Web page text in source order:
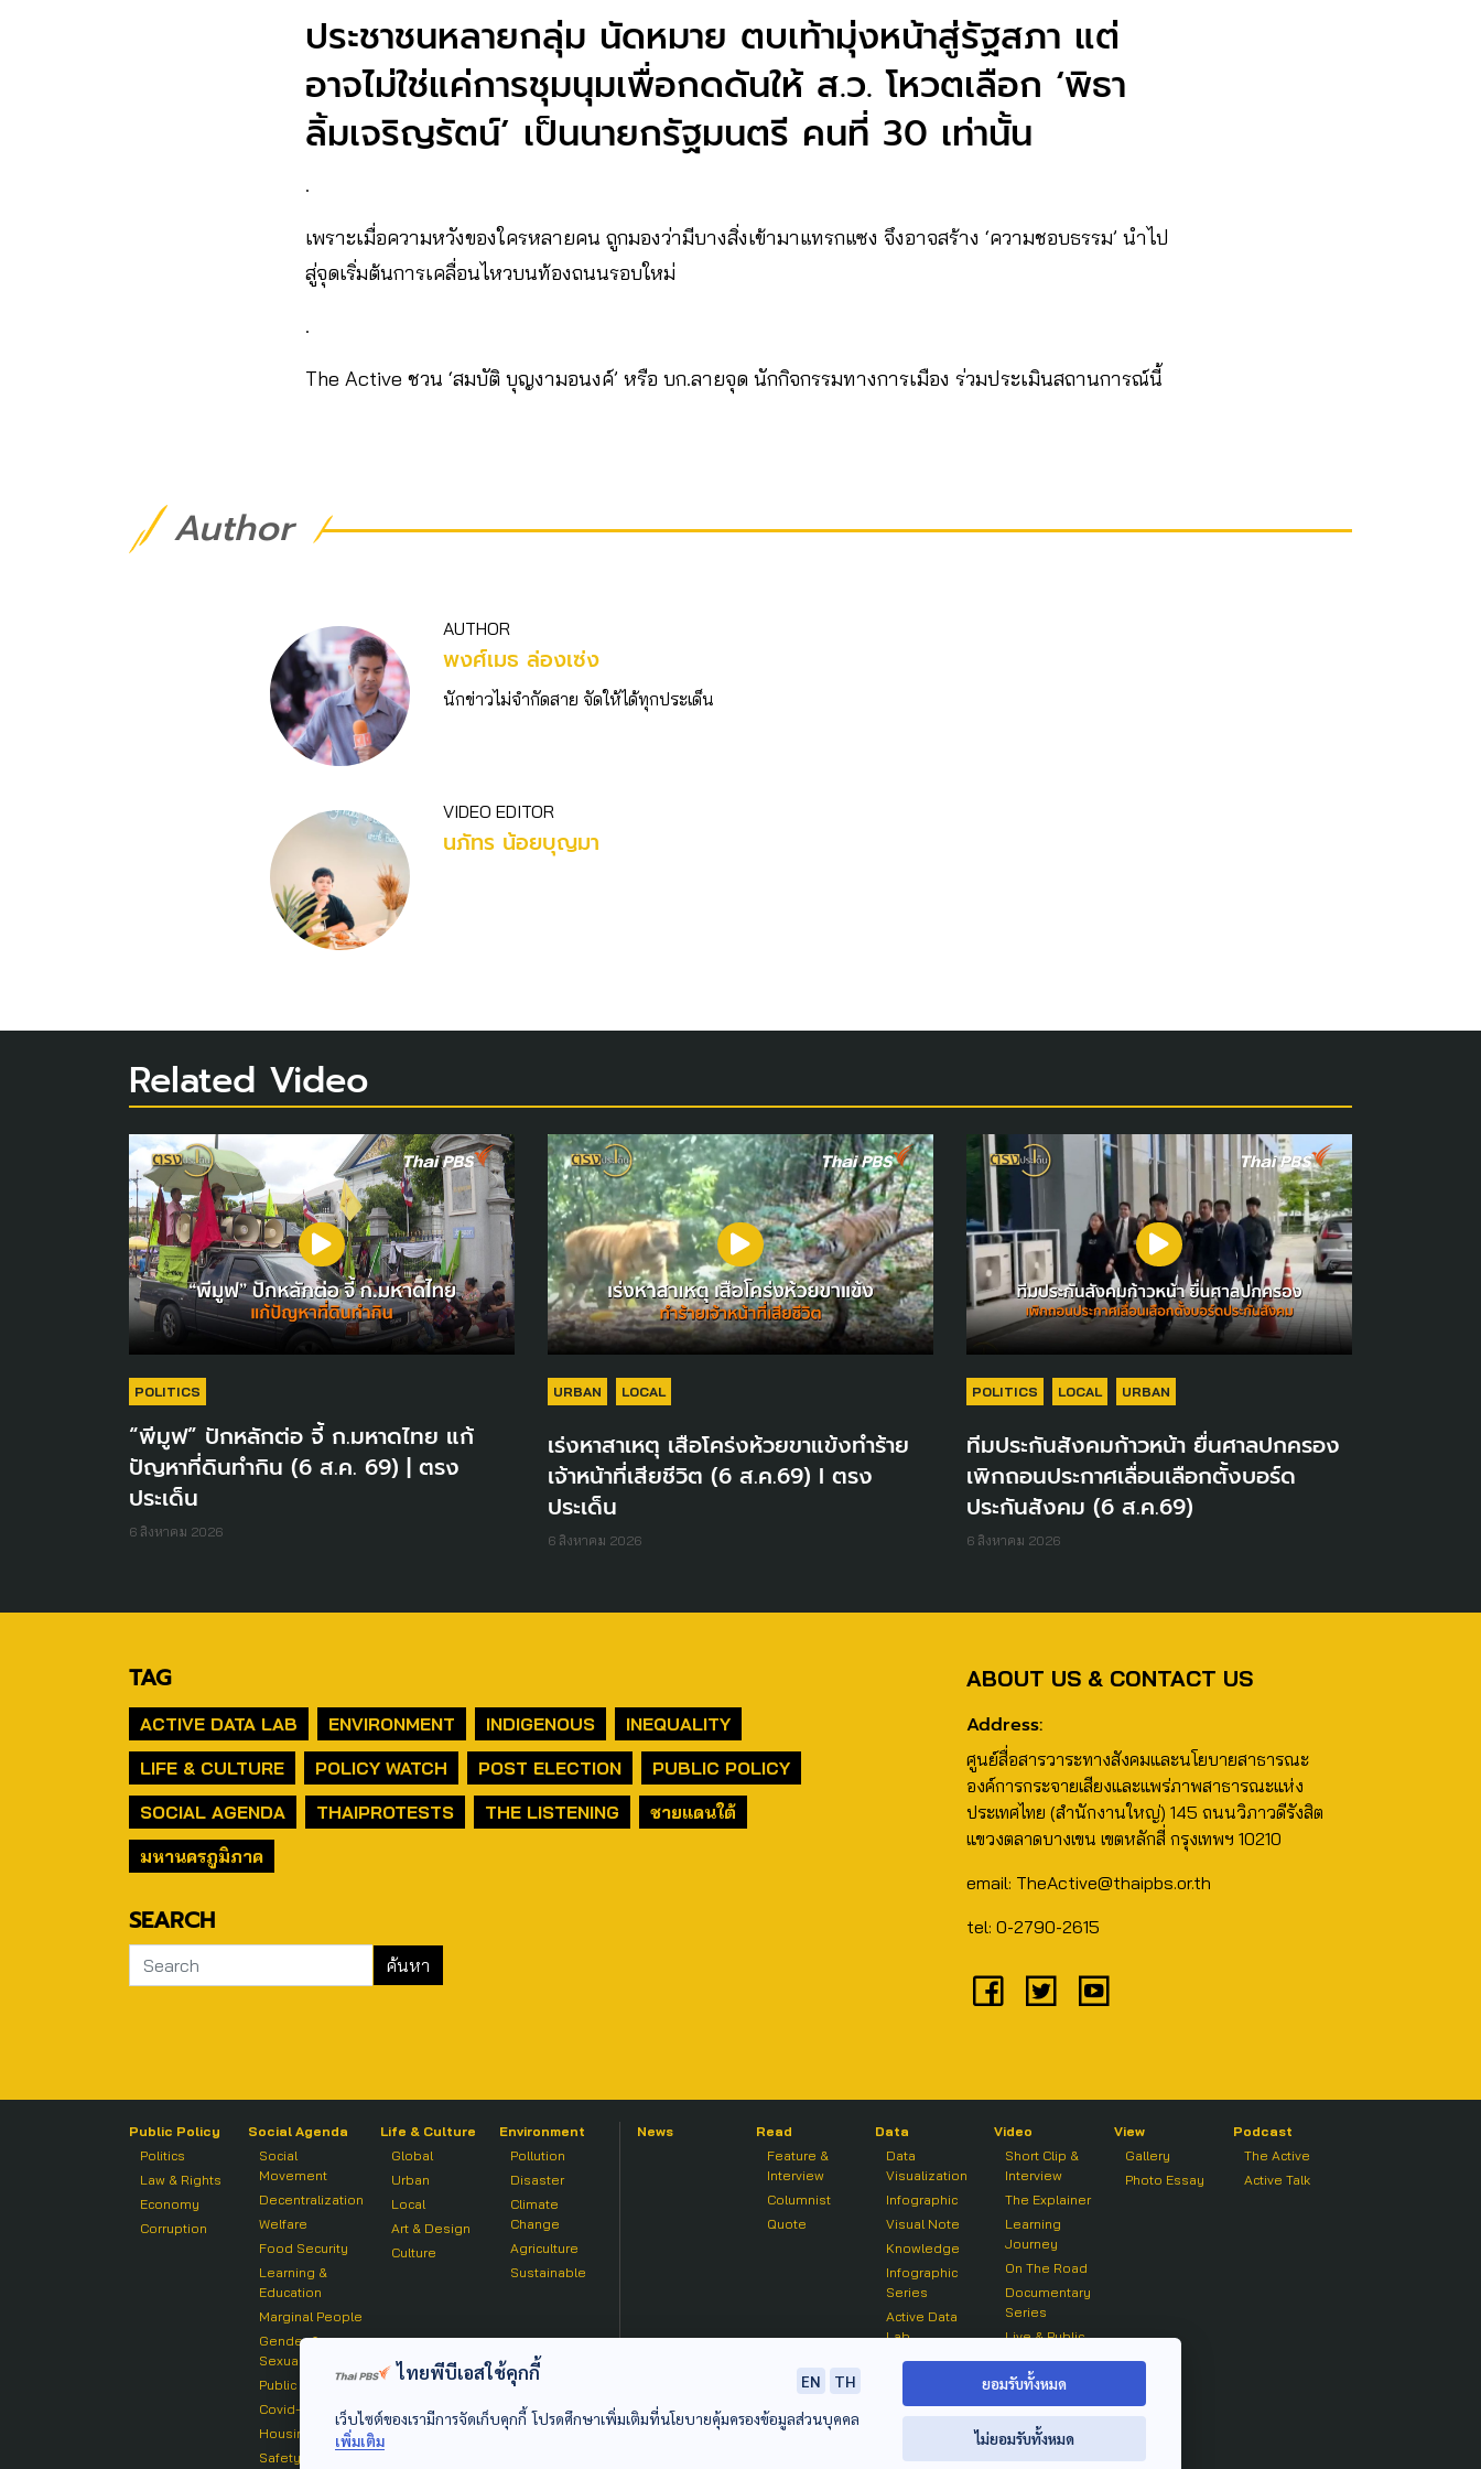
ประชาชนหลายกลุ่ม นัดหมาย ตบเท้ามุ่งหน้าสู่รัฐสภา แต่
อาจไม่ใช่แค่การชุมนุมเพื่อกดดันให้ ส.ว. โหวตเลือก ‘พิธา
ลิ้มเจริญรัตน์’ เป็นนายกรัฐมนตรี คนที่ 30 เท่านั้น
.
เพราะเมื่อความหวังของใครหลายคน ถูกมองว่ามีบางสิ่งเข้ามาแทรกแซง จึงอาจสร้าง ‘ความชอบธรรม’ นำไป
สู่จุดเริ่มต้นการเคลื่อนไหวบนท้องถนนรอบใหม่
.
The Active ชวน ‘สมบัติ บุญงามอนงค์’ หรือ บก.ลายจุด นักกิจกรรมทางการเมือง ร่วมประเมินสถานการณ์นี้
Author
AUTHOR
พงศ์เมธ ล่องเซ่ง
นักข่าวไม่จำกัดสาย จัดให้ได้ทุกประเด็น
VIDEO EDITOR
นภัทร น้อยบุญมา
Related Video
POLITICS
“พีมูฟ” ปักหลักต่อ จี้ ก.มหาดไทย แก้
ปัญหาที่ดินทำกิน (6 ส.ค. 69) | ตรง
ประเด็น
6 สิงหาคม 2026
URBAN LOCAL
เร่งหาสาเหตุ เสือโคร่งห้วยขาแข้งทำร้าย
เจ้าหน้าที่เสียชีวิต (6 ส.ค.69) I ตรง
ประเด็น
6 สิงหาคม 2026
POLITICS LOCAL URBAN
ทีมประกันสังคมก้าวหน้า ยื่นศาลปกครอง
เพิกถอนประกาศเลื่อนเลือกตั้งบอร์ด
ประกันสังคม (6 ส.ค.69)
6 สิงหาคม 2026
TAG
ACTIVE DATA LAB ENVIRONMENT INDIGENOUS
INEQUALITY
LIFE & CULTURE
POLICY WATCH POST ELECTION
PUBLIC POLICY
SOCIAL AGENDA
THAIPROTESTS THE LISTENING
ชายแดนใต้
มหานครภูมิภาค
SEARCH
ABOUT US & CONTACT US
Address:
ศูนย์สื่อสารวาระทางสังคมและนโยบายสาธารณะ
องค์การกระจายเสียงและแพร่ภาพสาธารณะแห่ง
ประเทศไทย (สำนักงานใหญ่) 145 ถนนวิภาวดีรังสิต
แขวงตลาดบางเขน เขตหลักสี่ กรุงเทพฯ 10210
email: TheActive@thaipbs.or.th
tel: 0-2790-2615
Public Policy
Politics
Law & Rights
Economy
Corruption
Social Agenda
Social
Movement
Decentralization
Welfare
Food Security
Learning &
Education
Marginal People
Gender &
Sexuality
Public Health
Covid-19
Housing
Safety
Life & Culture
Global
Urban
Local
Art & Design
Culture
Environment
Pollution
Disaster
Climate
Change
Agriculture
Sustainable
News
Read
Feature &
Interview
Columnist
Quote
Data
Data
Visualization
Infographic
Visual Note
Knowledge
Infographic
Series
Active Data
Lab
Video
Short Clip &
Interview
The Explainer
Learning
Journey
On The Road
Documentary
Series
Live & Public
On air Clip
View
Gallery
Photo Essay
Podcast
The Active
Active Talk
ไทยพีบีเอสใช้คุกกี้ EN
TH
เว็บไซต์ของเรามีการจัดเก็บคุกกี้ โปรดศึกษาเพิ่มเติมที่นโยบายคุ้มครองข้อมูลส่วนบุคคล
เพิ่มเติม
ยอมรับทั้งหมด
ไม่ยอมรับทั้งหมด